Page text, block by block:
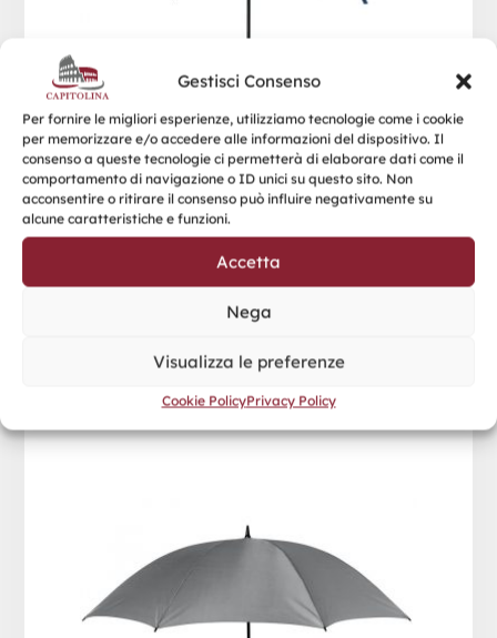
Gestisci Consenso
Per fornire le migliori esperienze, utilizziamo tecnologie come i cookie
per memorizzare e/o accedere alle informazioni del dispositivo. Il
consenso a queste tecnologie ci permetterà di elaborare dati come il
comportamento di navigazione o ID unici su questo sito. Non
acconsentire o ritirare il consenso può influire negativamente su
alcune caratteristiche e funzioni.
Accetta
Nega
Visualizza le preferenze
Cookie PolicyPrivacy Policy